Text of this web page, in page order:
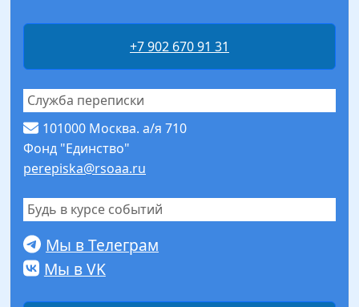
+7 902 670 91 31
Служба переписки
101000 Москва. а/я 710
Фонд "Единство"
perepiska@rsoaa.ru
Будь в курсе событий
Мы в Телеграм
Мы в VK